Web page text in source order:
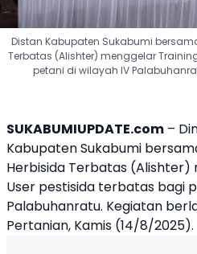
Distan Kabupaten Sukabumi
Terbatas (Alishter) menggelar
petani di wilayah IV
SUKABUMIUPDATE.com –
Kabupaten Sukabumi
Herbisida Terbatas (Alishter)
User pestisida terbatas bagi
Palabuhanratu. Kegiatan
Pertanian, Kamis (14/8/2025).